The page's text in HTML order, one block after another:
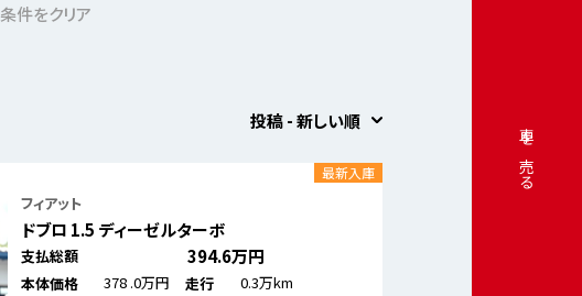
車を売る
条件をクリア
投稿 - 新しい順
フィアット
ドブロ 1.5 ディーゼルターボ
支払総額 394.6万円
本体価格 378.0万円 走行
0.3万km
最新入庫